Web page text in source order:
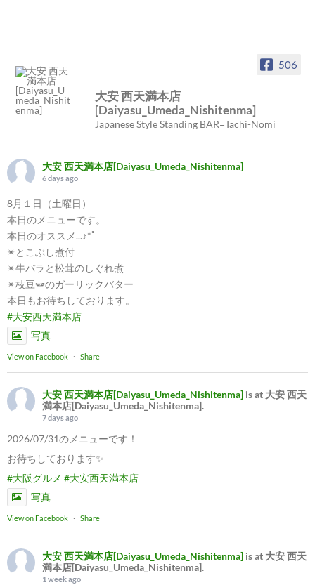
506
大安 西天満本店
[Daiyasu_Umeda_Nishitenma]
Japanese Style Standing BAR=Tachi-Nomi
大安 西天満本店[Daiyasu_Umeda_Nishitenma]
6 days ago
8月１日（土曜日）
本日のメニューです。
本日のオススメ...♪*ﾟ
✴︎とこぶし煮付
✴︎牛バラと松茸のしぐれ煮
✴︎枝豆🫛のガーリックバター
本日もお待ちしております。
#大安西天満本店
写真
View on Facebook · Share
大安 西天満本店[Daiyasu_Umeda_Nishitenma] is at 大安 西天
満本店[Daiyasu_Umeda_Nishitenma].
7 days ago
2026/07/31のメニューです！
お待ちしております✨
#大阪グルメ #大安西天満本店
写真
View on Facebook · Share
大安 西天満本店[Daiyasu_Umeda_Nishitenma] is at 大安 西天
満本店[Daiyasu_Umeda_Nishitenma].
1 week ago